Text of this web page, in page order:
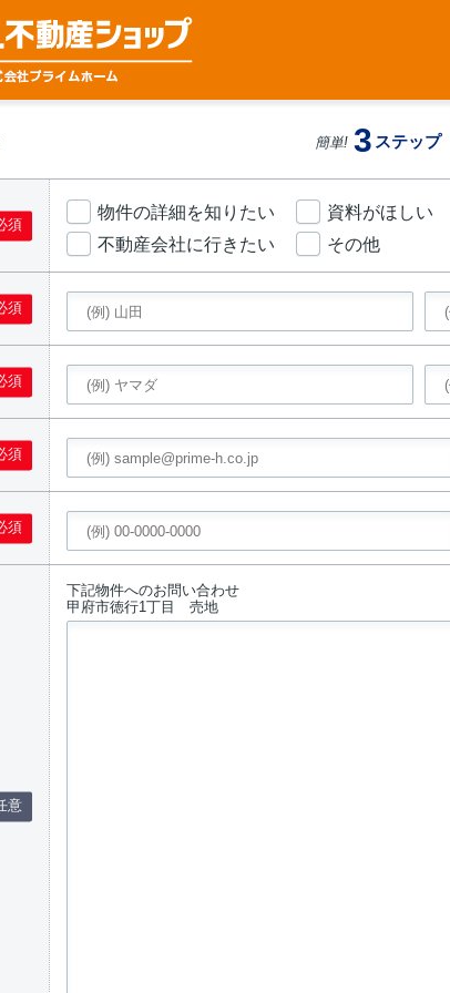
簡単! 3 ステップ
物件の詳細を知りたい 資料がほしい
不動産会社に行きたい
その他
下記物件へのお問い合わせ
甲府市徳行1丁目 売地